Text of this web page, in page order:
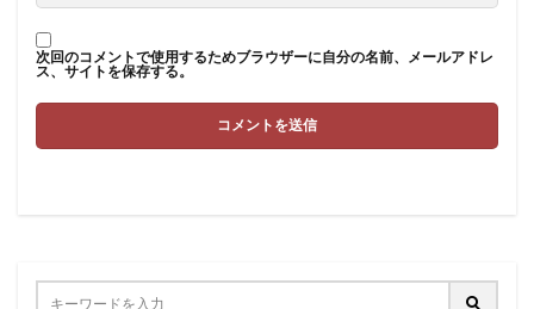
次回のコメントで使用するためブラウザーに自分の名前、メールアドレ
ス、サイトを保存する。